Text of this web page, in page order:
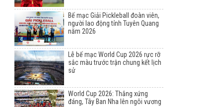
Bế mạc Giải Pickleball đoàn viên,
người lao động tỉnh Tuyên Quang
năm 2026
Lễ bế mạc World Cup 2026 rực rỡ
sắc màu trước trận chung kết lịch
sử
World Cup 2026: Thắng xứng
đáng, Tây Ban Nha lên ngôi vương